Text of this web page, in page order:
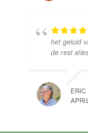
het geluid
de rest
ERIC